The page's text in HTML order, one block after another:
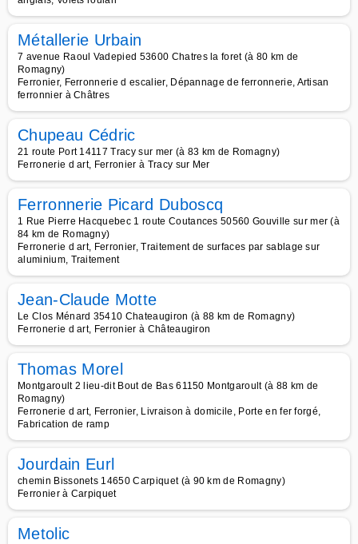
Métallerie Urbain
7 avenue Raoul Vadepied 53600 Chatres la foret (à 80 km de
Romagny)
Ferronier, Ferronnerie d escalier, Dépannage de ferronnerie, Artisan
ferronnier à Châtres
Chupeau Cédric
21 route Port 14117 Tracy sur mer (à 83 km de Romagny)
Ferronerie d art, Ferronier à Tracy sur Mer
Ferronnerie Picard Duboscq
1 Rue Pierre Hacquebec 1 route Coutances 50560 Gouville sur mer (à
84 km de Romagny)
Ferronerie d art, Ferronier, Traitement de surfaces par sablage sur
aluminium, Traitement
Jean-Claude Motte
Le Clos Ménard 35410 Chateaugiron (à 88 km de Romagny)
Ferronerie d art, Ferronier à Châteaugiron
Thomas Morel
Montgaroult 2 lieu-dit Bout de Bas 61150 Montgaroult (à 88 km de
Romagny)
Ferronerie d art, Ferronier, Livraison à domicile, Porte en fer forgé,
Fabrication de ramp
Jourdain Eurl
chemin Bissonets 14650 Carpiquet (à 90 km de Romagny)
Ferronier à Carpiquet
Metolic